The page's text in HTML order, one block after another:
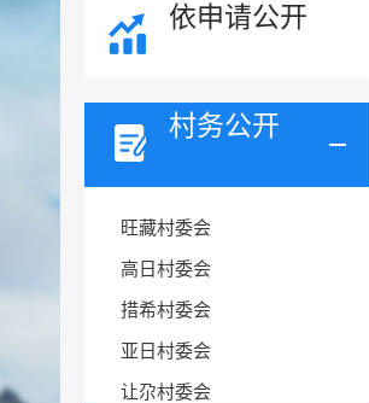
依申请公开
村务公开
旺藏村委会
高日村委会
措希村委会
亚日村委会
让尕村委会